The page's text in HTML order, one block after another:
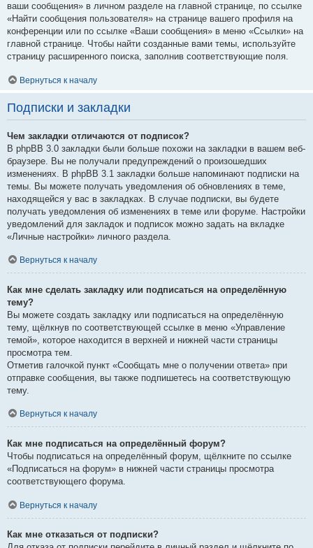
ваши сообщения» в личном разделе на главной странице, по ссылке
«Найти сообщения пользователя» на странице вашего профиля на
конференции или по ссылке «Ваши сообщения» в меню «Ссылки» на
главной странице. Чтобы найти созданные вами темы, используйте
страницу расширенного поиска, заполнив соответствующие поля.
Вернуться к началу
Подписки и закладки
Чем закладки отличаются от подписок?
В phpBB 3.0 закладки были больше похожи на закладки в вашем веб-
браузере. Вы не получали предупреждений о произошедших
изменениях. В phpBB 3.1 закладки больше напоминают подписки на
темы. Вы можете получать уведомления об обновлениях в теме,
находящейся у вас в закладках. В случае подписки, вы будете
получать уведомления об изменениях в теме или форуме. Настройки
уведомлений для закладок и подписок можно задать на вкладке
«Личные настройки» личного раздела.
Вернуться к началу
Как мне сделать закладку или подписаться на определённую
тему?
Вы можете создать закладку или подписаться на определённую
тему, щёлкнув по соответствующей ссылке в меню «Управление
темой», которое находится в верхней и нижней части страницы
просмотра тем.
Отметив галочкой пункт «Сообщать мне о получении ответа» при
отправке сообщения, вы также подпишетесь на соответствующую
тему.
Вернуться к началу
Как мне подписаться на определённый форум?
Чтобы подписаться на определённый форум, щёлкните по ссылке
«Подписаться на форум» в нижней части страницы просмотра
соответствующего форума.
Вернуться к началу
Как мне отказаться от подписки?